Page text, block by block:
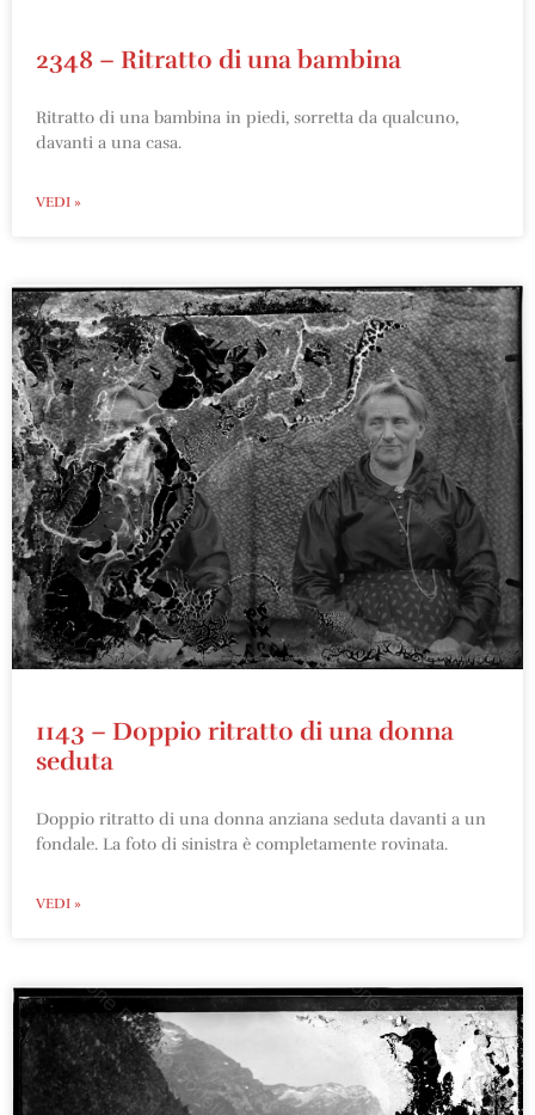
2348 – Ritratto di una bambina
Ritratto di una bambina in piedi, sorretta da qualcuno,
davanti a una casa.
VEDI »
1143 – Doppio ritratto di una donna
seduta
Doppio ritratto di una donna anziana seduta davanti a un
fondale. La foto di sinistra è completamente rovinata.
VEDI »